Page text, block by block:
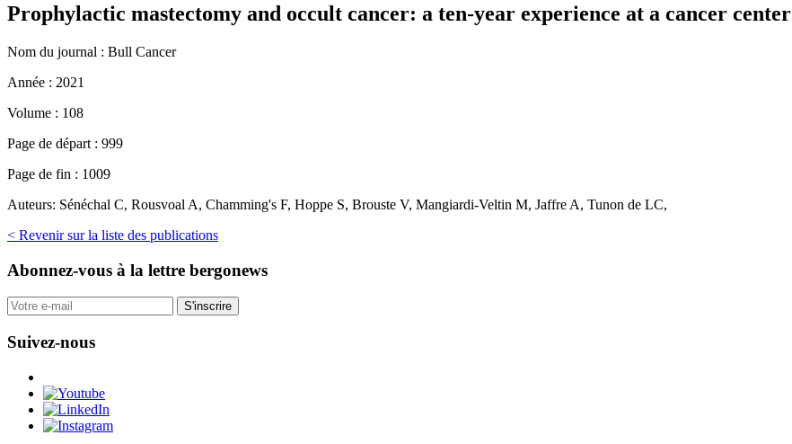
Prophylactic mastectomy and occult cancer: a ten-year experience at a cancer center
Nom du journal : Bull Cancer
Année : 2021
Volume : 108
Page de départ : 999
Page de fin : 1009
Auteurs: Sénéchal C, Rousvoal A, Chamming's F, Hoppe S, Brouste V, Mangiardi-Veltin M, Jaffre A, Tunon de LC,
< Revenir sur la liste des publications
Abonnez-vous à la lettre bergonews
S'inscrire
Suivez-nous